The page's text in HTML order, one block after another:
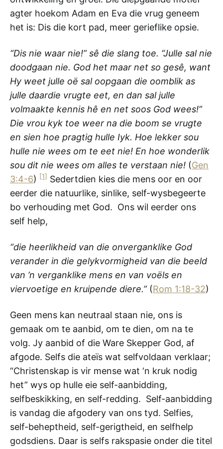
agter hoekom Adam en Eva die vrug geneem
het is: Dis die kort pad, meer gerieflike opsie.
“Dis nie waar nie!” sê die slang toe. “Julle sal nie
doodgaan nie. God het maar net so gesê, want
Hy weet julle oë sal oopgaan die oomblik as
julle daardie vrugte eet, en dan sal julle
volmaakte kennis hê en net soos God wees!”
Die vrou kyk toe weer na die boom se vrugte
en sien hoe pragtig hulle Iyk. Hoe lekker sou
hulle nie wees om te eet nie! En hoe wonderlik
sou dit nie wees om alles te verstaan nie! (Gen
3:4-6) [1] Sedertdien kies die mens oor en oor
eerder die natuurlike, sinlike, self-wysbegeerte
bo verhouding met God. Ons wil eerder ons
self help,
“die heerlikheid van die onverganklike God
verander in die gelykvormigheid van die beeld
van ’n verganklike mens en van voëls en
viervoetige en kruipende diere.”(Rom 1:18-32)
Geen mens kan neutraal staan nie, ons is
gemaak om te aanbid, om te dien, om na te
volg. Jy aanbid of die Ware Skepper God, af
afgode. Selfs die ateïs wat selfvoldaan verklaar;
“Christenskap is vir mense wat ‘n kruk nodig
het” wys op hulle eie self-aanbidding,
selfbeskikking, en self-redding. Self-aanbidding
is vandag die afgodery van ons tyd. Selfies,
self-beheptheid, self-gerigtheid, en selfhelp
godsdiens. Daar is selfs rakspasie onder die titel